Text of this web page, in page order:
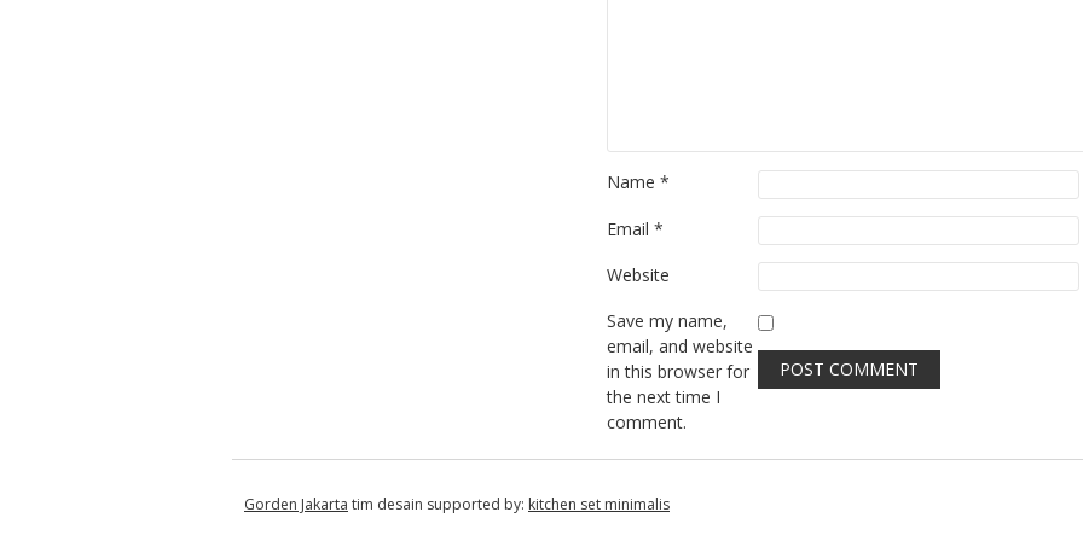
Name *
Email *
Website
Save my name,
email, and website
in this browser for
the next time I
comment.
Gorden Jakarta tim desain supported by: kitchen set minimalis